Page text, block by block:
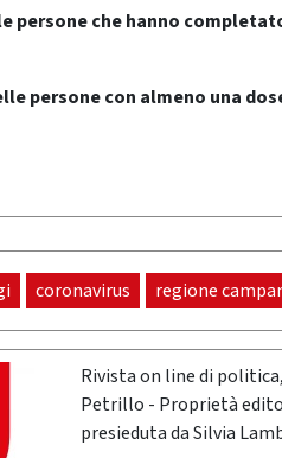
persone che hanno
persone con almeno una
coronavirus regione
Rivista on line di
Petrillo - Proprietà
presieduta da Silvia